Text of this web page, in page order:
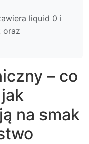
liquid 0 i
oraz
– co
na smak